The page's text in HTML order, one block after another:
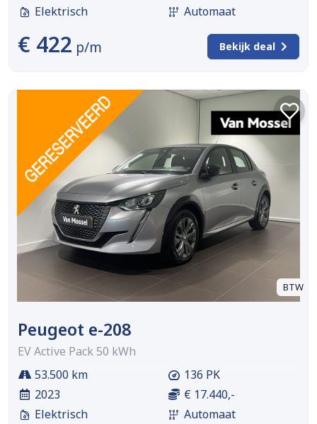
Elektrisch
Automaat
€ 422 p/m Bekijk deal
BTW
Peugeot e-208
EV Active Pack 50 kWh
53.500 km
2023
Elektrisch
136 PK
€ 17.440,-
Automaat